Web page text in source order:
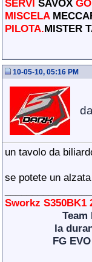
SERVI SAVOX
MISCELA
PILOTA.MISTER
10-05-10, 05:16 PM
un tavolo da
se potete un
Sworkz S350BK1
Team
la
FG